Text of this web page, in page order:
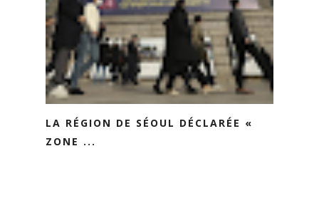
LA RÉGION DE SÉOUL DÉCLARÉE «
ZONE ...